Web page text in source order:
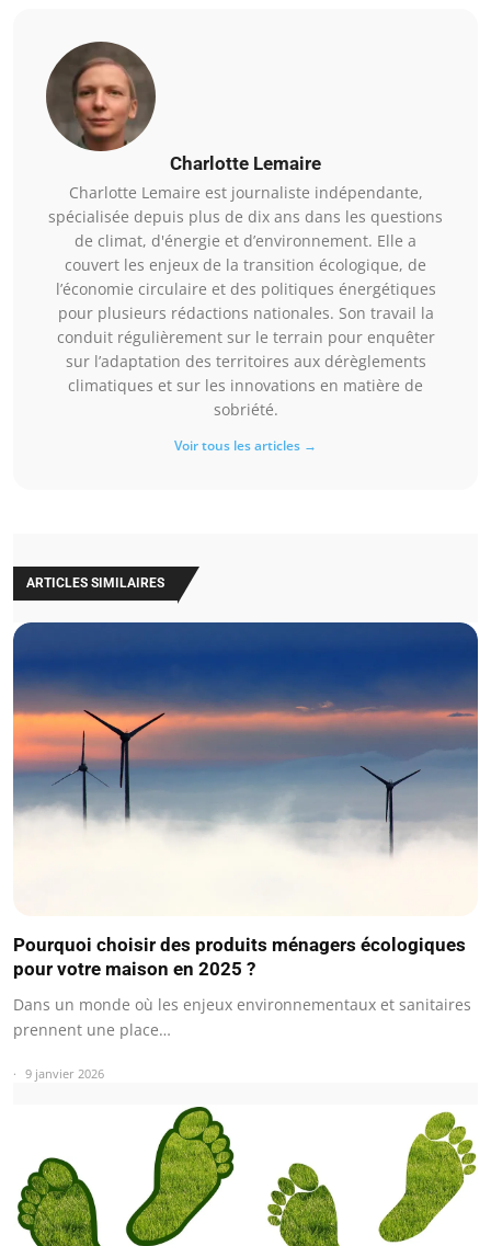
Charlotte Lemaire
Charlotte Lemaire est journaliste indépendante,
spécialisée depuis plus de dix ans dans les questions
de climat, d'énergie et d’environnement. Elle a
couvert les enjeux de la transition écologique, de
l’économie circulaire et des politiques énergétiques
pour plusieurs rédactions nationales. Son travail la
conduit régulièrement sur le terrain pour enquêter
sur l’adaptation des territoires aux dérèglements
climatiques et sur les innovations en matière de
sobriété.
Voir tous les articles →
ARTICLES SIMILAIRES
Pourquoi choisir des produits ménagers écologiques
pour votre maison en 2025 ?
Dans un monde où les enjeux environnementaux et sanitaires
prennent une place…
9 janvier 2026